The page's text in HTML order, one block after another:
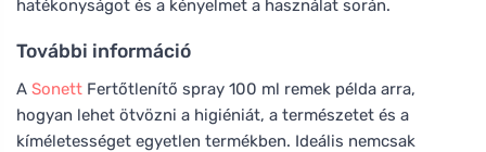
hatékonyságot és a kényelmet a használat során.
További információ
A Sonett Fertőtlenítő spray 100 ml remek példa arra,
hogyan lehet ötvözni a higiéniát, a természetet és a
kíméletességet egyetlen termékben. Ideális nemcsak